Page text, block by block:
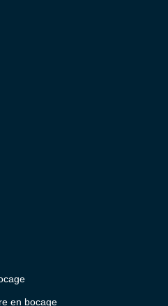
en bocage